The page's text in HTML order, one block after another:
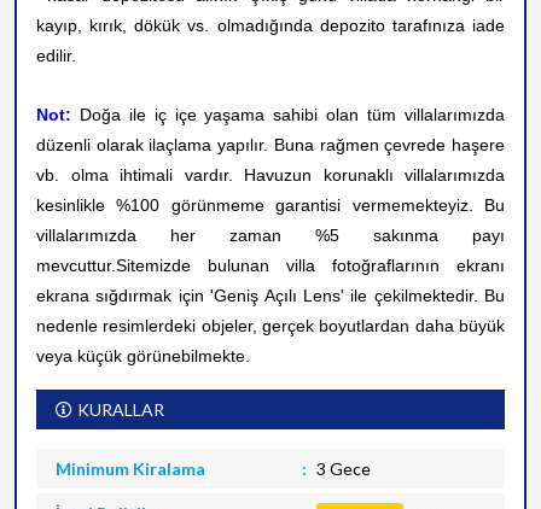
kayıp, kırık, dökük vs. olmadığında depozito tarafınıza iade
edilir.
Not: Doğa ile iç içe yaşama sahibi olan tüm villalarımızda
düzenli olarak ilaçlama yapılır. Buna rağmen çevrede haşere
vb. olma ihtimali vardır. Havuzun korunaklı villalarımızda
kesinlikle %100 görünmeme garantisi vermemekteyiz. Bu
villalarımızda her zaman %5 sakınma payı
mevcuttur.Sitemizde bulunan villa fotoğraflarının ekranı
ekrana sığdırmak için 'Geniş Açılı Lens' ile çekilmektedir. Bu
nedenle resimlerdeki objeler, gerçek boyutlardan daha büyük
veya küçük görünebilmekte.
KURALLAR
Minimum Kiralama 3 Gece